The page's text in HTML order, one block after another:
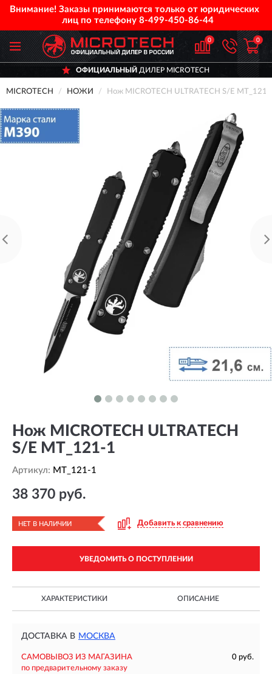
Внимание! Заказы принимаются только от юридических
лиц по телефону 8-499-450-86-44
0 0
ОФИЦИАЛЬНЫЙДИЛЕР MICROTECH
MICROTECH НОЖИ Нож MICROTECH ULTRATECH S/E MT_121-
Нож MICROTECH ULTRATECH
S/E MT_121-1
Артикул: MT_121-1
38 370 руб.
НЕТ В НАЛИЧИИ Добавить к сравнению
УВЕДОМИТЬ О ПОСТУПЛЕНИИ
ХАРАКТЕРИСТИКИ ОПИСАНИЕ
ДОСТАВКА В МОСКВА
САМОВЫВОЗ ИЗ МАГАЗИНА
0 руб.
по предварительному заказу